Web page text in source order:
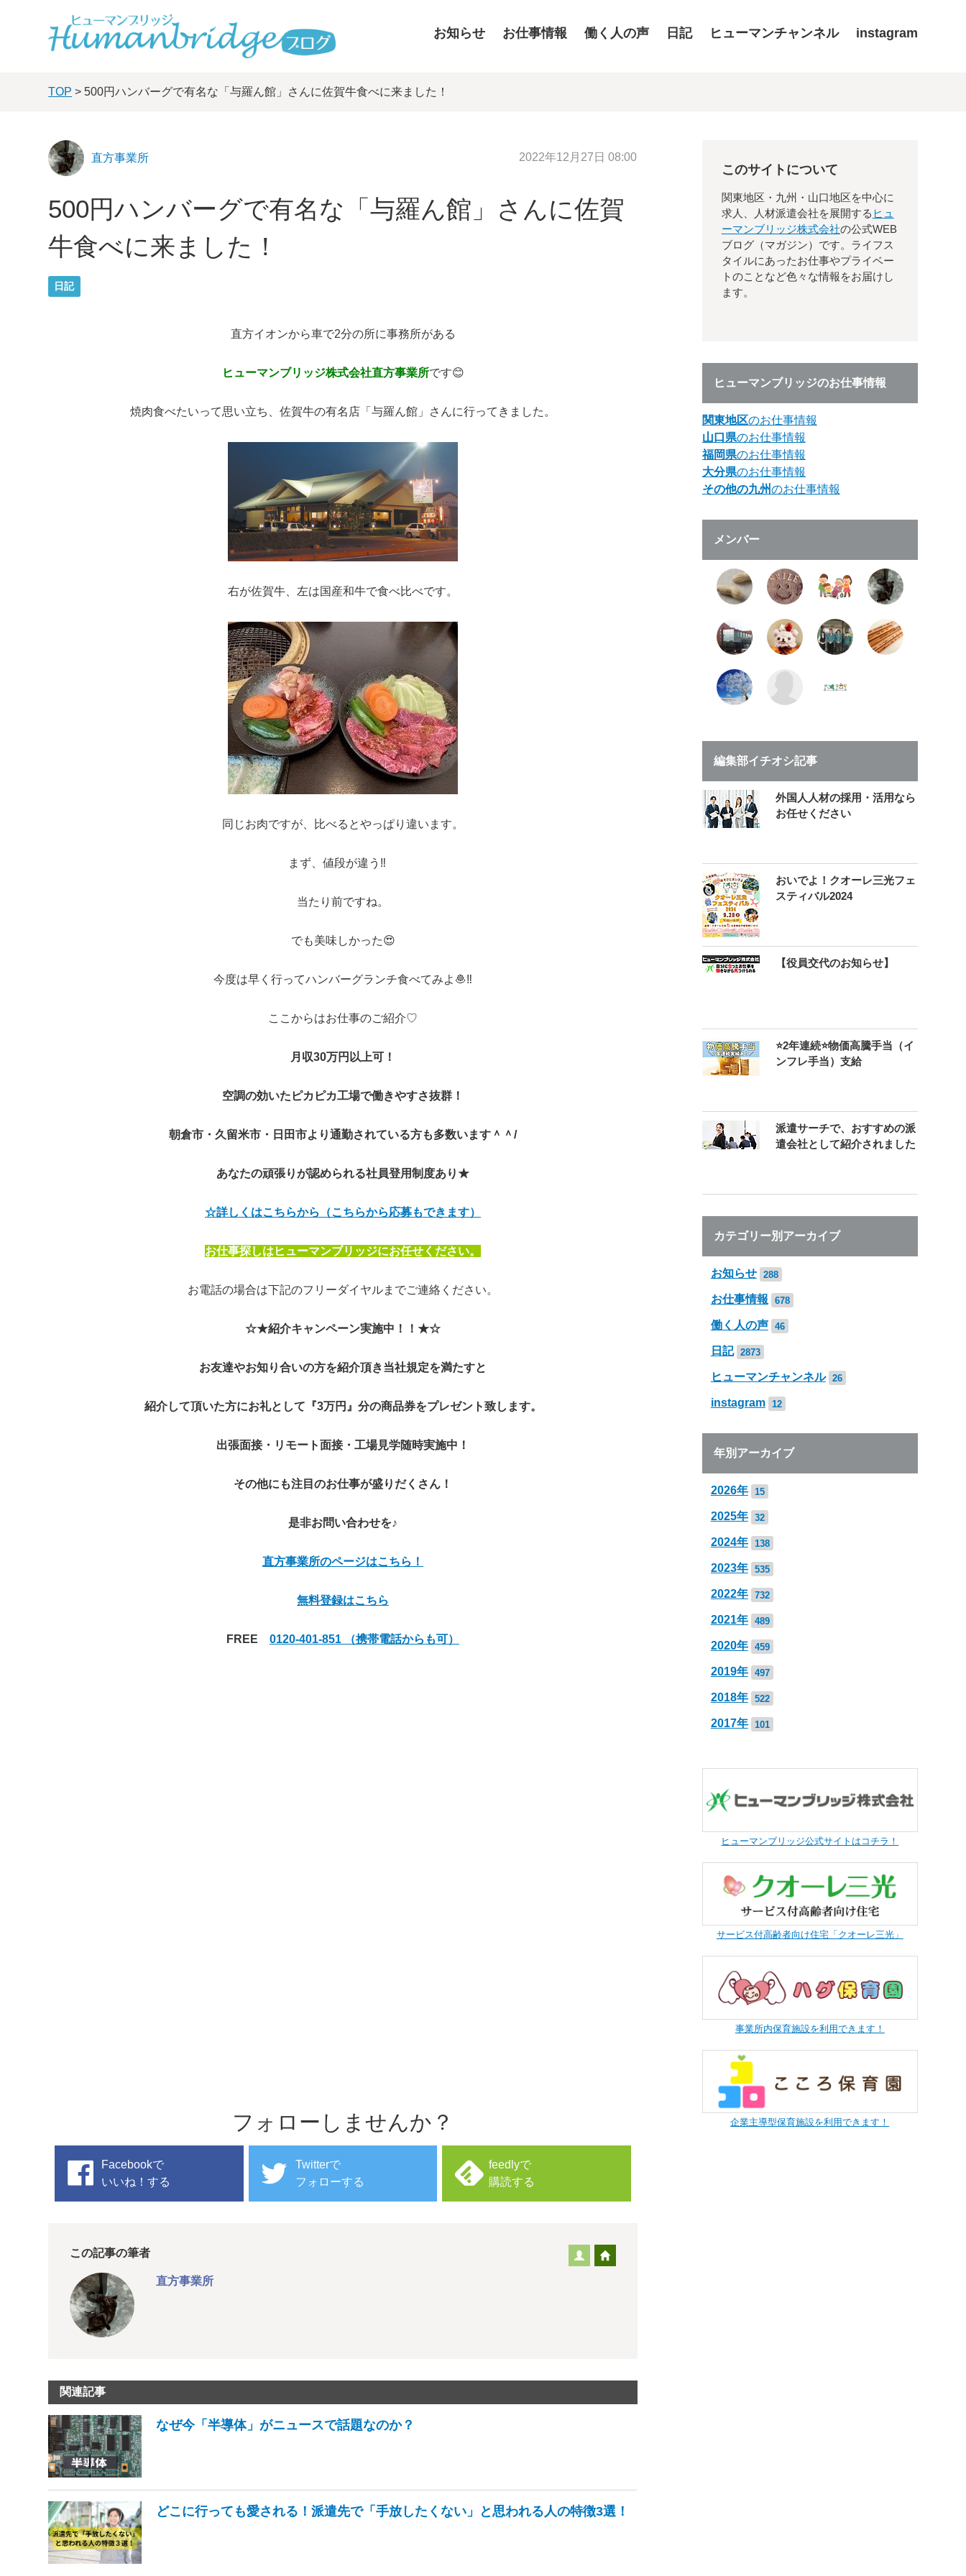
お知らせ お仕事情報 働く人の声 日記 ヒューマンチャンネル instagram
TOP > 500円ハンバーグで有名な「与羅ん館」さんに佐賀牛食べに来ました！
直方事業所 2022年12月27日 08:00
500円ハンバーグで有名な「与羅ん館」さんに佐賀
牛食べに来ました！
日記
直方イオンから車で2分の所に事務所がある
ヒューマンブリッジ株式会社直方事業所です😊
焼肉食べたいって思い立ち、佐賀牛の有名店「与羅ん館」さんに行ってきました。
右が佐賀牛、左は国産和牛で食べ比べです。
同じお肉ですが、比べるとやっぱり違います。
まず、値段が違う‼
当たり前ですね。
でも美味しかった😍
今度は早く行ってハンバーグランチ食べてみよ🧆‼
ここからはお仕事のご紹介♡
月収30万円以上可！
空調の効いたピカピカ工場で働きやすさ抜群！
朝倉市・久留米市・日田市より通勤されている方も多数います＾＾/
あなたの頑張りが認められる社員登用制度あり★
☆詳しくはこちらから（こちらから応募もできます）
お仕事探しはヒューマンブリッジにお任せください。
お電話の場合は下記のフリーダイヤルまでご連絡ください。
☆★紹介キャンペーン実施中！！★☆
お友達やお知り合いの方を紹介頂き当社規定を満たすと
紹介して頂いた方にお礼として『3万円』分の商品券をプレゼント致します。
出張面接・リモート面接・工場見学随時実施中！
その他にも注目のお仕事が盛りだくさん！
是非お問い合わせを♪
直方事業所のページはこちら！
無料登録はこちら
FREE 0120-401-851 （携帯電話からも可）
フォローしませんか？
Facebookで
いいね！する
Twitterで
フォローする
feedlyで
購読する
この記事の筆者
直方事業所
関連記事
なぜ今「半導体」がニュースで話題なのか？
どこに行っても愛される！派遣先で「手放したくない」と思われる人の特徴3選！
このサイトについて
関東地区・九州・山口地区を中心に
求人、人材派遣会社を展開する ヒュ
ーマンブリッジ株式会社の公式WEB
ブログ（マガジン）です。ライフス
タイルにあったお仕事やプライベー
トのことなど色々な情報をお届けし
ます。
ヒューマンブリッジのお仕事情報
関東地区のお仕事情報
山口県のお仕事情報
福岡県のお仕事情報
大分県のお仕事情報
その他の九州のお仕事情報
メンバー
編集部イチオシ記事
外国人人材の採用・活用なら
お任せください
おいでよ！クオーレ三光フェ
スティバル2024
【役員交代のお知らせ】
⭐2年連続⭐物価高騰手当（イ
ンフレ手当）支給
派遣サーチで、おすすめの派
遣会社として紹介されました
カテゴリー別アーカイブ
お知らせ 288
お仕事情報 678
働く人の声 46
日記 2873
ヒューマンチャンネル 26
instagram 12
年別アーカイブ
2026年 15
2025年 32
2024年 138
2023年 535
2022年 732
2021年 489
2020年 459
2019年 497
2018年 522
2017年 101
ヒューマンブリッジ公式サイトはコチラ！
サービス付高齢者向け住宅「クオーレ三光」
事業所内保育施設を利用できます！
企業主導型保育施設を利用できます！